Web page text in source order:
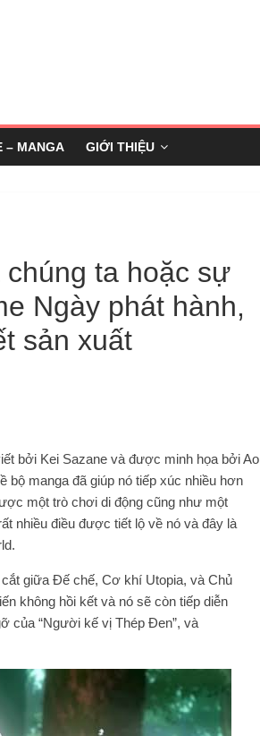
– MANGA GIỚI THIỆU
ta hoặc sự
Ngày phát hành,
sản xuất
bởi Kei Sazane và được minh họa bởi Ao
bộ manga đã giúp nó tiếp xúc nhiều hơn
một trò chơi di động cũng như một
nhiều điều được tiết lộ về nó và đây là
giữa Đế chế, Cơ khí Utopia, và Chủ
không hồi kết và nó sẽ còn tiếp diễn
của “Người kế vị Thép Đen”, và